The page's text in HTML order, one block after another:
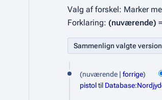
Valg af forskel: Marker
Forklaring: (nuværende)
2
nuværende forrige
pistoltil